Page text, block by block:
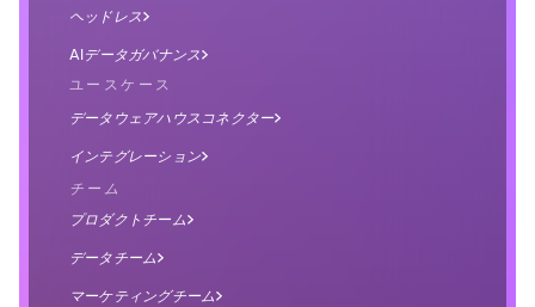
ヘッドレス
AIデータガバナンス
ユースケース
データウェアハウスコネクター
インテグレーション
チーム
プロダクトチーム
データチーム
マーケティングチーム